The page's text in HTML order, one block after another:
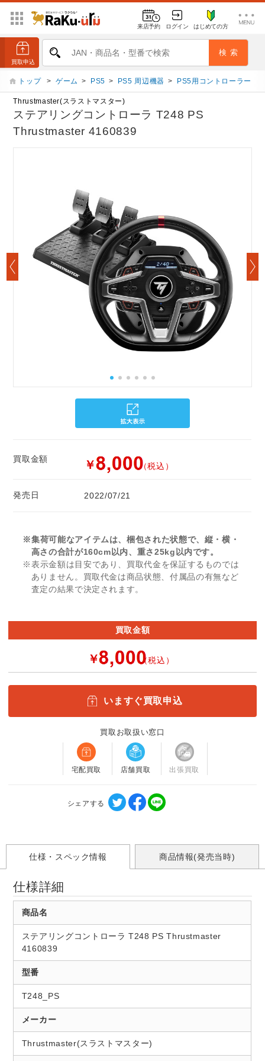
来店予約 ログイン はじめての方
トップ > ゲーム > PS5 > PS5 周辺機器 > PS5用コントローラー
Thrustmaster(スラストマスター)
ステアリングコントローラ T248 PS
Thrustmaster 4160839
買取金額 ￥ （税込）
発売日 2022/07/21
※集荷可能なアイテムは、梱包された状態で、縦・横・
高さの合計が160cm以内、重さ25kg以内です。
※表示金額は目安であり、買取代金を保証するものでは
ありません。買取代金は商品状態、付属品の有無など
査定の結果で決定されます。
買取金額
￥ （税込）
いますぐ買取申込
買取お取扱い窓口
宅配買取 店舗買取 出張買取
シェアする
仕様・スペック情報 商品情報(発売当時)
仕様詳細
商品名
ステアリングコントローラ T248 PS Thrustmaster
4160839
型番
T248_PS
メーカー
Thrustmaster(スラストマスター)